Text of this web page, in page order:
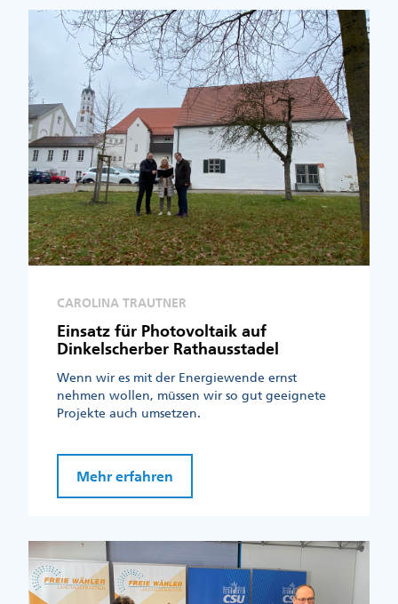
CAROLINA TRAUTNER
Einsatz für Photovoltaik auf
Dinkelscherber Rathausstadel
Wenn wir es mit der Energiewende ernst
nehmen wollen, müssen wir so gut geeignete
Projekte auch umsetzen.
Mehr erfahren